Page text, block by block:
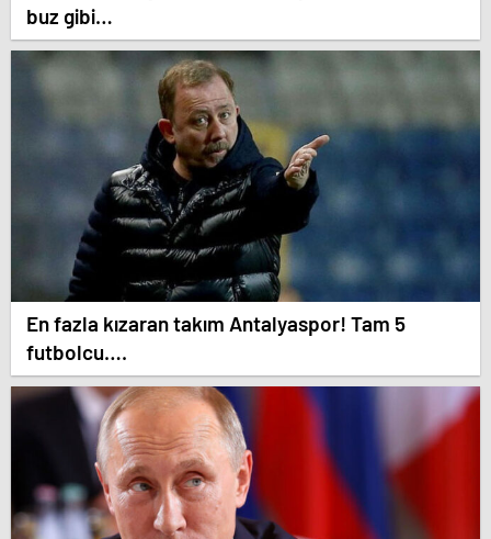
buz gibi…
En fazla kızaran takım Antalyaspor! Tam 5
futbolcu….